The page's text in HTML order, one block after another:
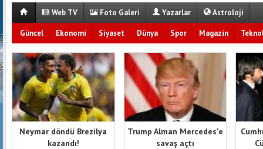
Web TV Foto Galeri Yazarlar Astroloji
Güncel Ekonomi Siyaset Dünya Spor Magazin
Neymar döndü Brezilya
kazandı!
Trump Alman Mercedes'e
savaş açtı